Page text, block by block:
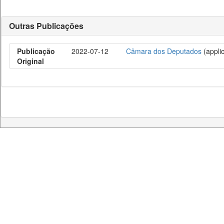
Outras Publicações
Publicação
Original
2022-07-12 Câmara dos Deputados